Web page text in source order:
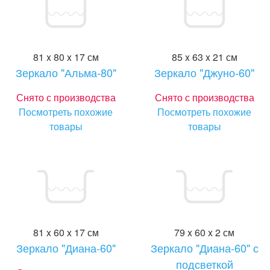
81 x 80 x 17 см
Зеркало "Альма-80"
Снято с производства
Посмотреть похожие
товары
85 x 63 x 21 см
Зеркало "Джуно-60"
Снято с производства
Посмотреть похожие
товары
81 x 60 x 17 см
Зеркало "Диана-60"
79 x 60 x 2 см
Зеркало "Диана-60" с
подсветкой